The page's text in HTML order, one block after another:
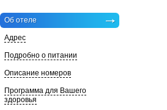
Об отеле
Адрес
Подробно о питании
Описание номеров
Программа для Вашего
здоровья